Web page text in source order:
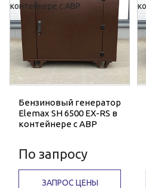
Бензиновый генератор
Elemax SH 6500 EX-RS в
контейнере с АВР
По запросу
ЗАПРОС ЦЕНЫ